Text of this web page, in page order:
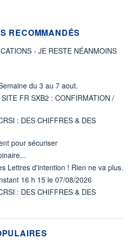
RECOMMANDÉS
- JE RESTE NÉANMOINS
du 3 au 7 aout.
FR SXB2 : CONFIRMATION /
: DES CHIFFRES & DES
pour sécuriser
Lettres d'intention ! Rien ne va plus.
16 h 15 le 07/08/2026
: DES CHIFFRES & DES